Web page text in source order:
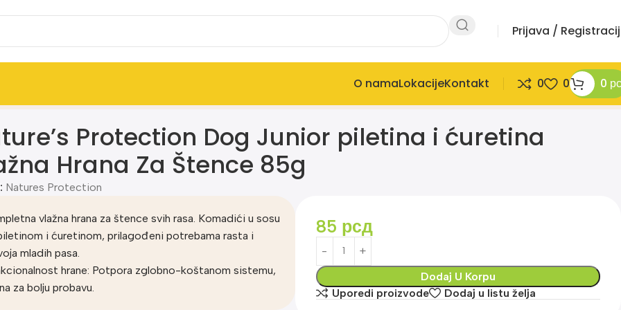
Prijava /
O namaLokacijeKontakt 0 0 0
Protection Dog Junior piletina i ćuretina
Hrana Za Štence 85g
Natures Protection
vlažna hrana za štence svih rasa. Komadići u sosu
i ćuretinom, prilagođeni potrebama rasta i
mladih pasa.
hrane: Potpora zglobno-koštanom sistemu,
za bolju probavu.
85 рсд
Dodaj U Korpu
Uporedi proizvode
Dodaj u listu želja